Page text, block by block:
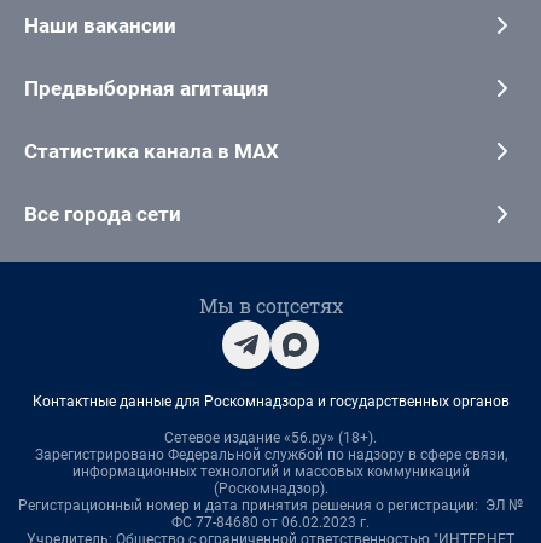
Наши вакансии
Предвыборная агитация
Статистика канала в MAX
Все города сети
Мы в соцсетях
Контактные данные для Роскомнадзора и государственных органов
Сетевое издание «56.ру» (18+).
Зарегистрировано Федеральной службой по надзору в сфере связи,
информационных технологий и массовых коммуникаций
(Роскомнадзор).
Регистрационный номер и дата принятия решения о регистрации: ЭЛ №
ФС 77-84680 от 06.02.2023 г.
Учредитель: Общество с ограниченной ответственностью "ИНТЕРНЕТ